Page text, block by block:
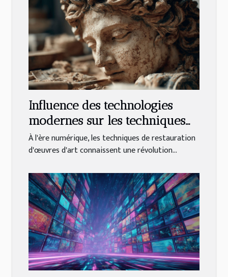
Influence des technologies
modernes sur les techniques
de restauration des œuvres
d'art classiques
À l'ère numérique, les techniques de restauration
d'œuvres d'art connaissent une révolution...